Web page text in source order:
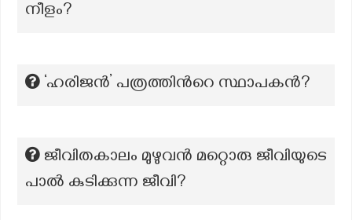
നീളം?
‘ഹരിജൻ’ പത്രത്തിന്‍റെ സ്ഥാപകന്‍?
ജീവിതകാലം മുഴുവൻ മറ്റൊരു ജീവിയുടെ
പാൽ കുടിക്കുന്ന ജീവി?